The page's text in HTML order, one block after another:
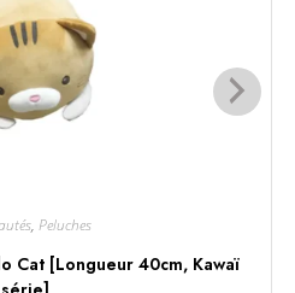
, Peluches
Cat [Longueur 40cm, Kawaï